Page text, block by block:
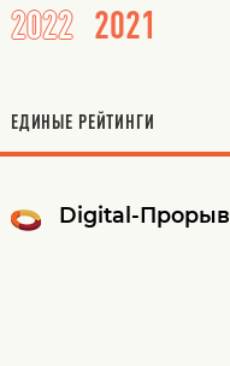
2022 2021
ЕДИНЫЕ РЕЙТИНГИ
Digital-Прорыв